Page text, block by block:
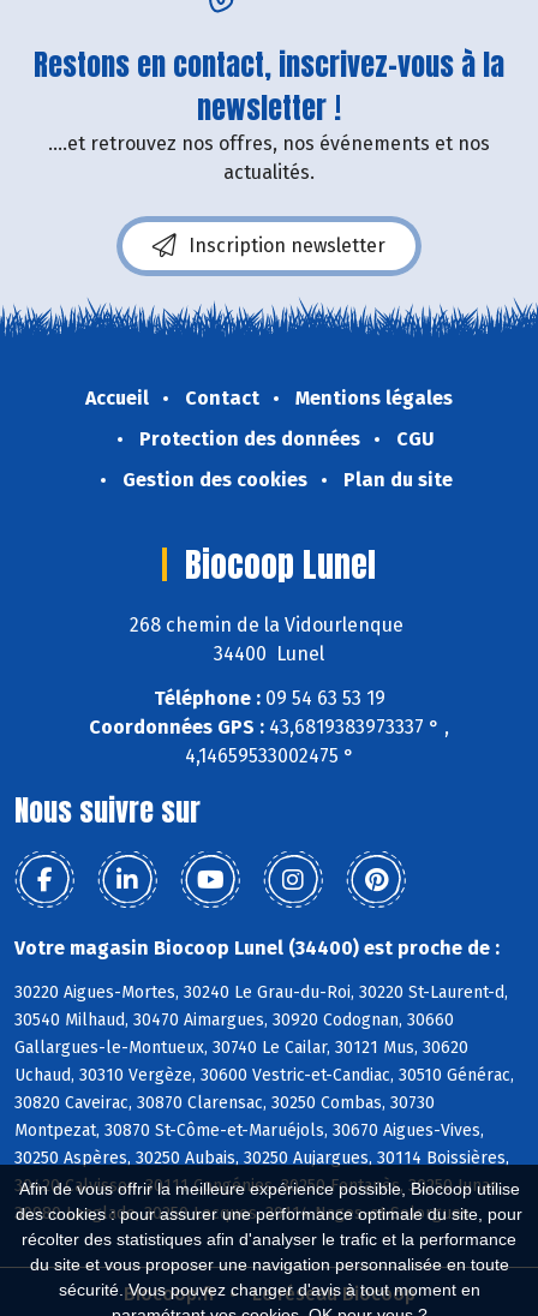
Afin de vous offrir la meilleure expérience possible, Biocoop utilise
des cookies : pour assurer une performance optimale du site, pour
récolter des statistiques afin d'analyser le trafic et la performance
du site et vous proposer une navigation personnalisée en toute
sécurité. Vous pouvez changer d'avis à tout moment en
Restons en contact, inscrivez-vous à la
newsletter !
....et retrouvez nos offres, nos événements et nos
actualités.
Inscription newsletter
Accueil Contact
Mentions légales
Protection des données
CGU
Gestion des cookies
Plan du site
Biocoop Lunel
268 chemin de la Vidourlenque
34400 Lunel
Téléphone :09 54 63 53 19
Coordonnées GPS : 43,6819383973337 ° ,
4,14659533002475 °
Nous suivre sur
Votre magasin Biocoop Lunel (34400) est proche de :
30220 Aigues-Mortes, 30240 Le Grau-du-Roi, 30220 St-Laurent-d,
30540 Milhaud, 30470 Aimargues, 30920 Codognan, 30660
Gallargues-le-Montueux, 30740 Le Cailar, 30121 Mus, 30620
Uchaud, 30310 Vergèze, 30600 Vestric-et-Candiac, 30510 Générac,
30820 Caveirac, 30870 Clarensac, 30250 Combas, 30730
Montpezat, 30870 St-Côme-et-Maruéjols, 30670 Aigues-Vives,
30250 Aspères, 30250 Aubais, 30250 Aujargues, 30114 Boissières,
30420 Calvisson, 30111 Congénies, 30250 Fontanès, 30250 Junas,
30980 Langlade, 30250 Lecques, 30114 Nages-et-Solorgues
Biocoop.fr Le réseau Biocoop